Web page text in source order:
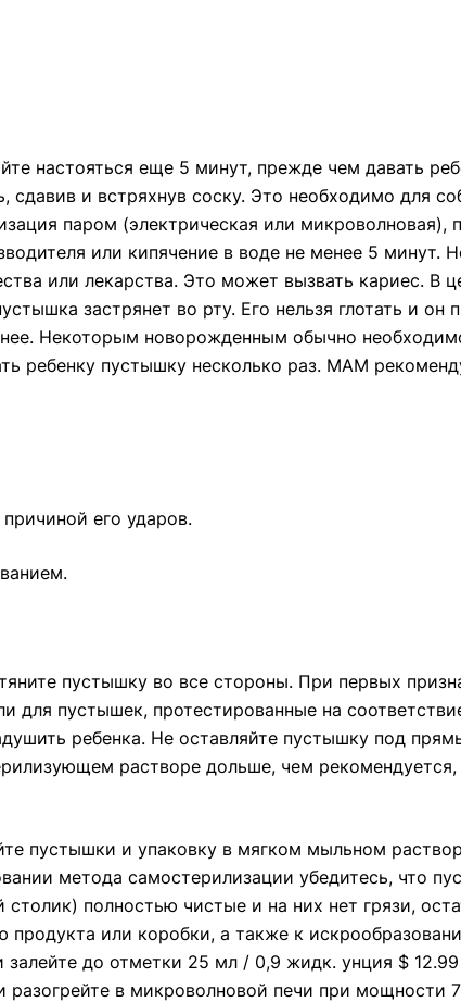
настояться еще 5 минут, прежде чем давать
и встряхнув соску. Это необходимо для
паром (электрическая или микроволновая),
или кипячение в воде не менее 5 минут.
или лекарства. Это может вызвать кариес. В
застрянет во рту. Его нельзя глотать и он
Некоторым новорожденным обычно
ребенку пустышку несколько раз. МАМ
его ударов.
пустышку во все стороны. При первых
для пустышек, протестированные на
ребенка. Не оставляйте пустышку под
растворе дольше, чем
пустышки и упаковку в мягком мыльном
метода самостерилизации убедитесь, что
полностью чистые и на них нет грязи,
или коробки, а также к
до отметки 25 мл / 0,9 жидк. унция $
в микроволновой печи при мощности